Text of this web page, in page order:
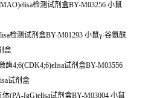
检测试剂盒BY-M03256 小鼠
检测试剂盒BY-M01293 小鼠γ-谷氨酰
盒
酶4;6(CDK4;6)elisa试剂盒BY-M03556
试剂盒
(PA-IgG)elisa试剂盒BY-M03004 小鼠